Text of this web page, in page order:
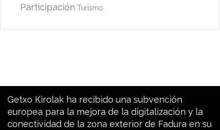
Participación Turismo
Getxo Kirolak ha recibido una subvención
europea para la mejora de la digitalización y la
conectividad de la zona exterior de Fadura en su